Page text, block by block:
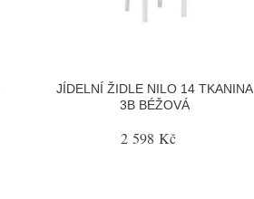
JÍDELNÍ ŽIDLE NILO 14 TKANINA
3B BÉŽOVÁ
2 598 Kč